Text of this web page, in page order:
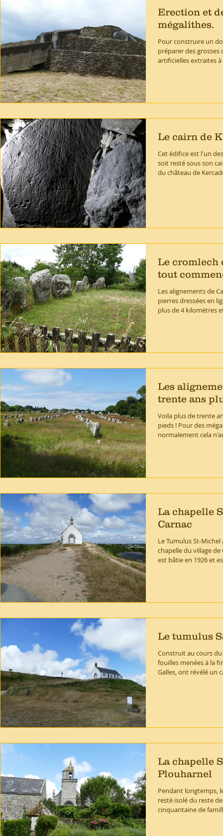
Erection et
mégalithes.
Pour construire un
préparer des
artificielles extraites
Le cairn de
Cet édifice est l'un
soit resté sous son
du château de
Le cromlech
tout
Les alignements de
pierres dressées en
plus de 4 kilomètres
Les
trente ans
Voila plus de trente
pieds ! Pour des
normalement cela
La chapelle
Carnac
Le Tumulus St-
chapelle du village de
est bâtie en 1926 et
Le tumulus
Construit au cours du
fouilles menées à la
Galles, ont révélé un
La chapelle
Plouharnel
Pendant longtemps,
resté isolé du reste
cinquantaine de